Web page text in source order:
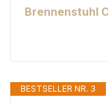
Brennenstuhl
BESTSELLER NR. 3